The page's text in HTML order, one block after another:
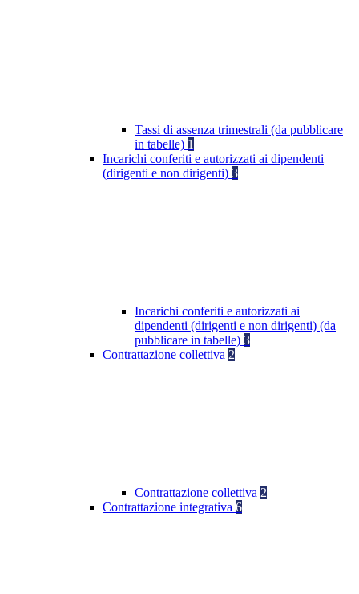
Tassi di assenza trimestrali (da pubblicare
in tabelle) 1
Incarichi conferiti e autorizzati ai dipendenti
(dirigenti e non dirigenti) 3
Incarichi conferiti e autorizzati ai
dipendenti (dirigenti e non dirigenti) (da
pubblicare in tabelle) 3
Contrattazione collettiva 2
Contrattazione collettiva 2
Contrattazione integrativa 6